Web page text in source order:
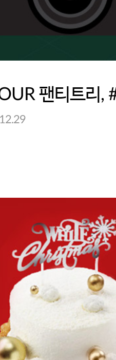
팬티트리,